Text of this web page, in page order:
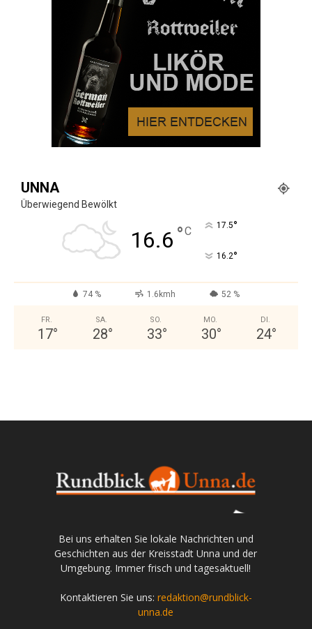
UNNA
Überwiegend Bewölkt
16.6 °C 17.5°
16.2°
74 % 1.6kmh 52 %
FR.
17°
SA.
28°
SO.
33°
MO.
30°
DI.
24°
Bei uns erhalten Sie lokale Nachrichten und
Geschichten aus der Kreisstadt Unna und der
Umgebung. Immer frisch und tagesaktuell!
Kontaktieren Sie uns: redaktion@rundblick-
unna.de